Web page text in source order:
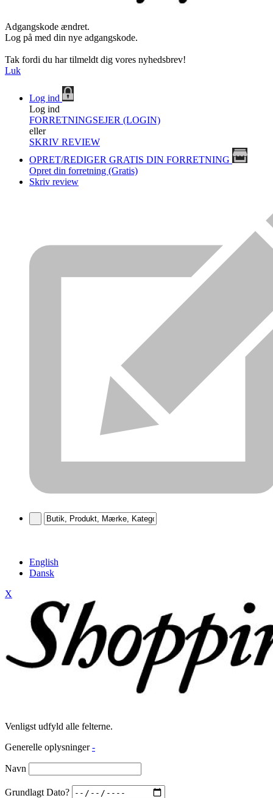
Adgangskode ændret.
Log på med din nye adgangskode.
Tak fordi du har tilmeldt dig vores nyhedsbrev!
Luk
Log ind
Log ind
FORRETNINGSEJER (LOGIN)
eller
SKRIV REVIEW
OPRET/REDIGER GRATIS DIN FORRETNING
Opret din forretning (Gratis)
Skriv review
English
Dansk
X
Venligst udfyld alle felterne.
Generelle oplysninger -
Navn
Grundlagt Dato?